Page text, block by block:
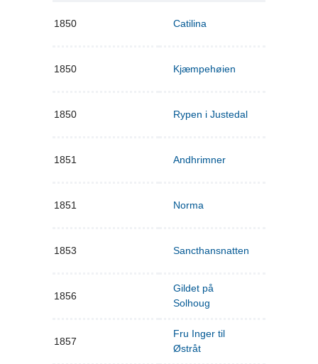
1850 Catilina
1850 Kjæmpehøien
1850 Rypen i Justedal
1851 Andhrimner
1851 Norma
1853 Sancthansnatten
1856
Gildet på
Solhoug
1857
Fru Inger til
Østråt